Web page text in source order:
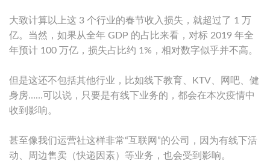
大致计算以上这 3 个行业的春节收入损失，就超过了 1 万
亿。当然，如果从全年 GDP 的占比来看，对标 2019 年全
年预计 100 万亿，损失占比约 1%，相对数字似乎并不高。
但是这还不包括其他行业，比如线下教育、KTV、网吧、健
身房……可以说，只要是有线下业务的，都会在本次疫情中
收到影响。
甚至像我们运营社这样非常“互联网”的公司，因为有线下活
动、周边售卖（快递因素）等业务，也会受到影响。